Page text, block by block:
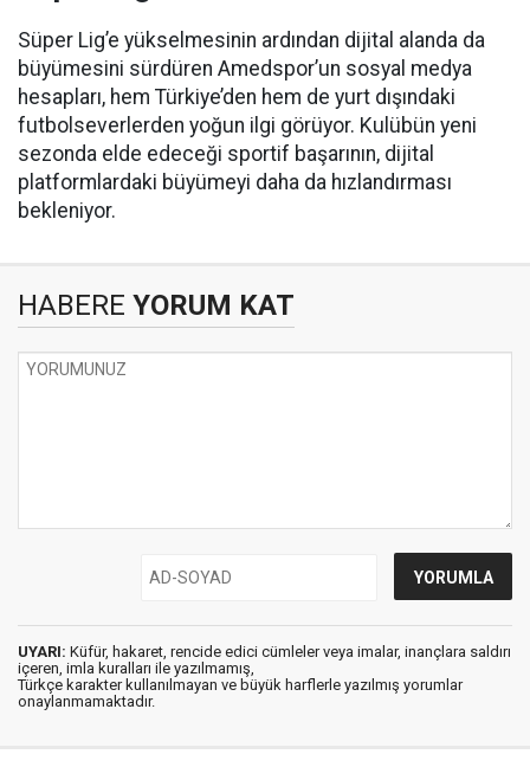
Süper Lig’e yükselmesinin ardından dijital alanda da
büyümesini sürdüren Amedspor’un sosyal medya
hesapları, hem Türkiye’den hem de yurt dışındaki
futbolseverlerden yoğun ilgi görüyor. Kulübün yeni
sezonda elde edeceği sportif başarının, dijital
platformlardaki büyümeyi daha da hızlandırması
bekleniyor.
HABERE YORUM KAT
UYARI: Küfür, hakaret, rencide edici cümleler veya imalar, inançlara saldırı
içeren, imla kuralları ile yazılmamış,
Türkçe karakter kullanılmayan ve büyük harflerle yazılmış yorumlar
onaylanmamaktadır.